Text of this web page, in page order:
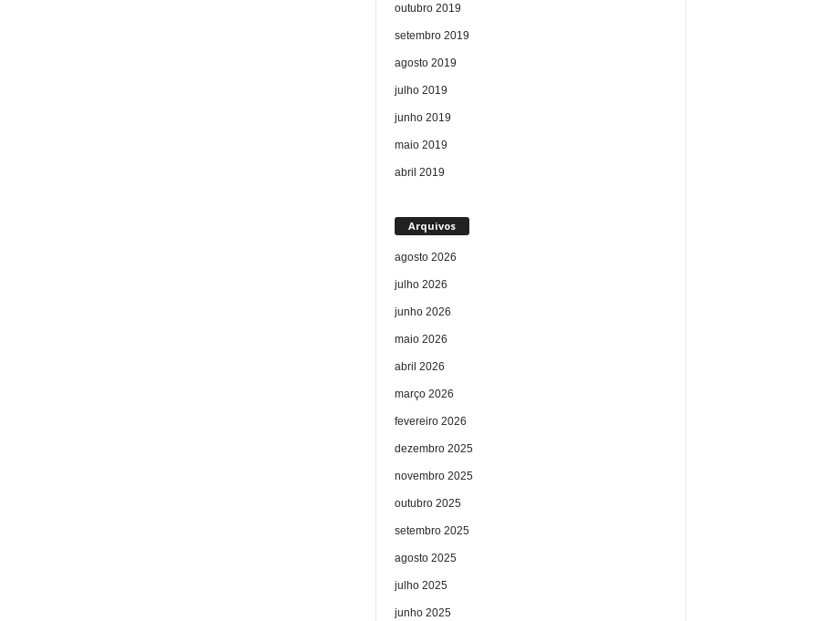
outubro 2019
setembro 2019
agosto 2019
julho 2019
junho 2019
maio 2019
abril 2019
Arquivos
agosto 2026
julho 2026
junho 2026
maio 2026
abril 2026
março 2026
fevereiro 2026
dezembro 2025
novembro 2025
outubro 2025
setembro 2025
agosto 2025
julho 2025
junho 2025